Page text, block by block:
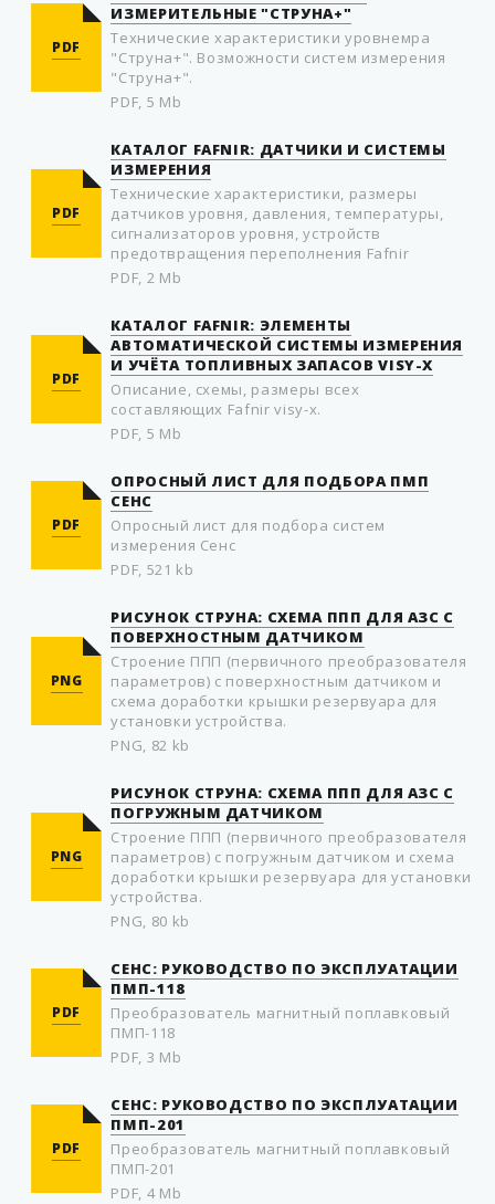
PDF
ИЗМЕРИТЕЛЬНЫЕ "СТРУНА+"
Технические характеристики уровнемра
"Струна+". Возможности систем измерения
"Струна+".
PDF, 5 Mb
PDF
КАТАЛОГ FAFNIR: ДАТЧИКИ И СИСТЕМЫ
ИЗМЕРЕНИЯ
Технические характеристики, размеры
датчиков уровня, давления, температуры,
сигнализаторов уровня, устройств
предотвращения переполнения Fafnir
PDF, 2 Mb
PDF
КАТАЛОГ FAFNIR: ЭЛЕМЕНТЫ
АВТОМАТИЧЕСКОЙ СИСТЕМЫ ИЗМЕРЕНИЯ
И УЧЁТА ТОПЛИВНЫХ ЗАПАСОВ VISY-X
Описание, схемы, размеры всех
составляющих Fafnir visy-x.
PDF, 5 Mb
PDF
ОПРОСНЫЙ ЛИСТ ДЛЯ ПОДБОРА ПМП
СЕНС
Опросный лист для подбора систем
измерения Сенс
PDF, 521 kb
PNG
РИСУНОК СТРУНА: СХЕМА ППП ДЛЯ АЗС С
ПОВЕРХНОСТНЫМ ДАТЧИКОМ
Строение ППП (первичного преобразователя
параметров) с поверхностным датчиком и
схема доработки крышки резервуара для
установки устройства.
PNG, 82 kb
PNG
РИСУНОК СТРУНА: СХЕМА ППП ДЛЯ АЗС С
ПОГРУЖНЫМ ДАТЧИКОМ
Строение ППП (первичного преобразователя
параметров) с погружным датчиком и схема
доработки крышки резервуара для установки
устройства.
PNG, 80 kb
PDF
СЕНС: РУКОВОДСТВО ПО ЭКСПЛУАТАЦИИ
ПМП-118
Преобразователь магнитный поплавковый
ПМП-118
PDF, 3 Mb
PDF
СЕНС: РУКОВОДСТВО ПО ЭКСПЛУАТАЦИИ
ПМП-201
Преобразователь магнитный поплавковый
ПМП-201
PDF, 4 Mb